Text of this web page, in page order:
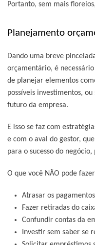
Portanto, sem mais
Planejamento
Dando uma breve
orçamentário, é
de planejar elementos
possíveis investimentos,
futuro da empresa.
E isso se faz com
e com o aval do gestor,
para o sucesso do
O que você NÃO pode
Atrasar os
Fazer retiradas do
Confundir contas da
Investir sem saber se